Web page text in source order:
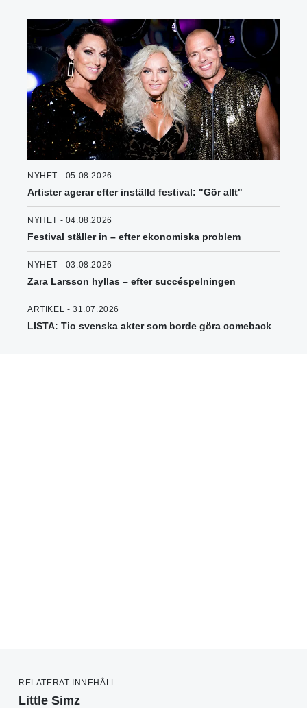
NYHET - 05.08.2026
Artister agerar efter inställd festival: "Gör allt"
NYHET - 04.08.2026
Festival ställer in – efter ekonomiska problem
NYHET - 03.08.2026
Zara Larsson hyllas – efter succéspelningen
ARTIKEL - 31.07.2026
LISTA: Tio svenska akter som borde göra comeback
RELATERAT INNEHÅLL
Little Simz